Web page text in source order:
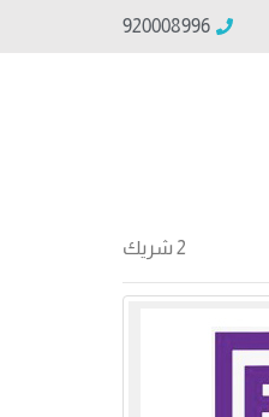
920008996
2 شريك